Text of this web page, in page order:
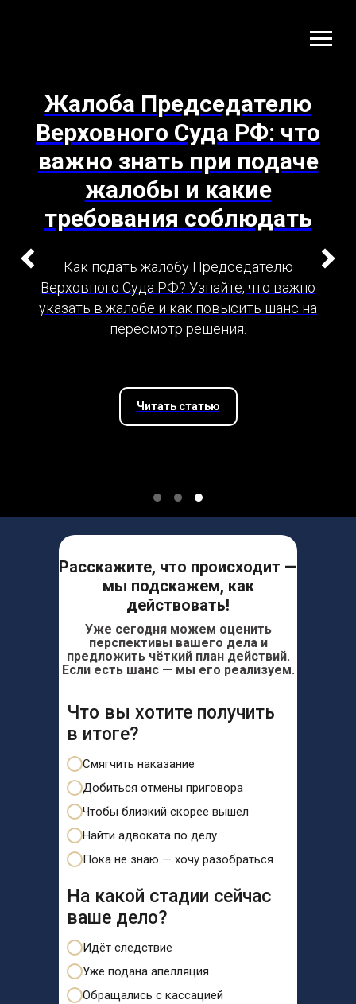
Жалоба Председателю
Верховного Суда РФ: что
важно знать при подаче
жалобы и какие
требования соблюдать
Как подать жалобу Председателю
Верховного Суда РФ? Узнайте, что важно
указать в жалобе и как повысить шанс на
пересмотр решения.
Читать статью
Расскажите, что происходит —
мы подскажем, как
действовать!
Что вы хотите получить
в итоге?
Смягчить наказание
Добиться отмены приговора
Чтобы близкий скорее вышел
Найти адвоката по делу
Пока не знаю — хочу разобраться
На какой стадии сейчас
ваше дело?
Идёт следствие
Уже подана апелляция
Обращались с кассацией
Уже сегодня можем оценить
перспективы вашего дела и
предложить чёткий план действий.
Если есть шанс — мы его реализуем.